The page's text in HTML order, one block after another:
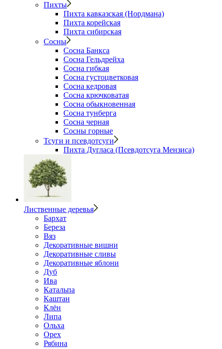
Пихты
Пихта кавказская (Нордмана)
Пихта корейская
Пихта сибирская
Сосны
Сосна Банкса
Сосна Гельдрейха
Сосна гибкая
Сосна густоцветковая
Сосна кедровая
Сосна крючковатая
Сосна обыкновенная
Сосна тунберга
Сосна черная
Сосны горные
Тсуги и псевдотсуги
Пихта Дугласа (Псевдотсуга Мензиса)
Лиственные деревья
Бархат
Береза
Вяз
Декоративные вишни
Декоративные сливы
Декоративные яблони
Дуб
Ива
Катальпа
Каштан
Клён
Липа
Ольха
Орех
Рябина